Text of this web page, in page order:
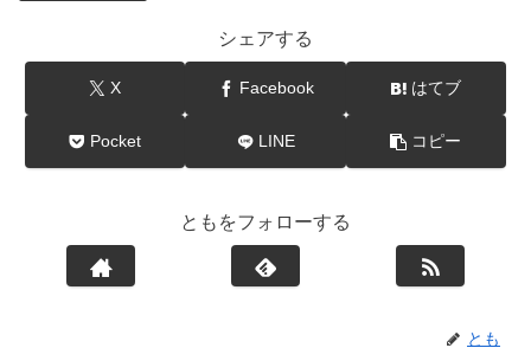
シェアする
X Facebook はてブ
Pocket LINE コピー
ともをフォローする
とも